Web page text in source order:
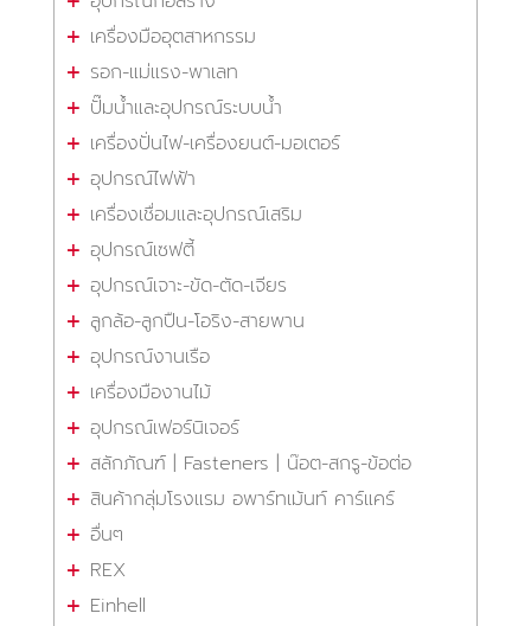
เครื่องมืออุตสาหกรรม
รอก-แม่แรง-พาเลท
ปั๊มน้ำและอุปกรณ์ระบบน้ำ
เครื่องปั่นไฟ-เครื่องยนต์-มอเตอร์
อุปกรณ์ไฟฟ้า
เครื่องเชื่อมและอุปกรณ์เสริม
อุปกรณ์เซฟตี้
อุปกรณ์เจาะ-ขัด-ตัด-เจียร
ลูกล้อ-ลูกปืน-โอริง-สายพาน
อุปกรณ์งานเรือ
เครื่องมืองานไม้
อุปกรณ์เฟอร์นิเจอร์
สลักภัณฑ์ | Fasteners | น๊อต-สกรู-ข้อต่อ
สินค้ากลุ่มโรงแรม อพาร์ทเม้นท์ คาร์แคร์
อื่นๆ
REX
Einhell